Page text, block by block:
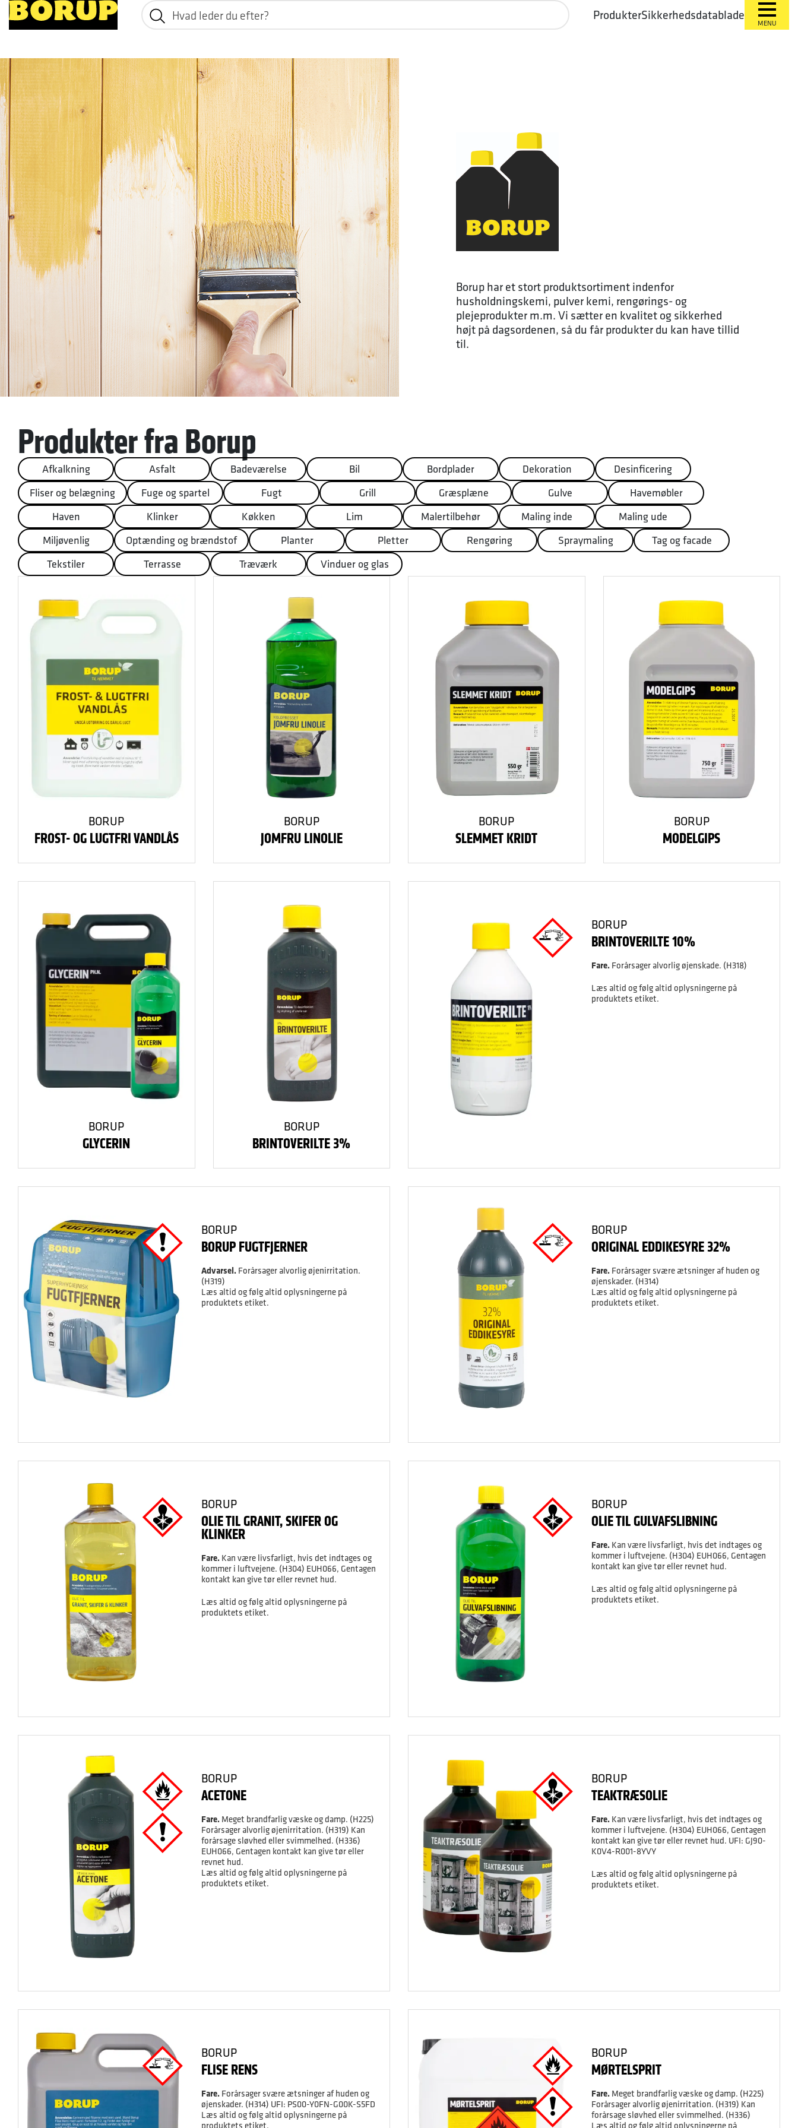
ProdukterSikkerhedsdatablade
MENU
Borup har et stort produktsortiment indenfor
husholdningskemi, pulver kemi, rengørings- og
plejeprodukter m.m. Vi sætter en kvalitet og sikkerhed
højt på dagsordenen, så du får produkter du kan have tillid
til.
Produkter fra Borup
Afkalkning Asfalt Badeværelse Bil Bordplader Dekoration
Desinficering
Fliser og belægning
Fuge og spartel Fugt Grill Græsplæne Gulve
Havemøbler
Haven
Klinker Køkken Lim Malertilbehør Maling inde
Maling ude
Miljøvenlig
Optænding og brændstof Planter Pletter Rengøring Spraymaling
Tag og facade
Tekstiler
Terrasse Træværk Vinduer og glas
BORUP
FROST- OG LUGTFRI VANDLÅS
BORUP
JOMFRU LINOLIE
BORUP
SLEMMET KRIDT
BORUP
MODELGIPS
BORUP
GLYCERIN
BORUP
BRINTOVERILTE 3%
BORUP
BRINTOVERILTE 10%
Fare.Forårsager alvorlig øjenskade. (H318)
Læs altid og følg altid oplysningerne på
produktets etiket.
BORUP
BORUP FUGTFJERNER
Advarsel.Forårsager alvorlig øjenirritation.
(H319)
Læs altid og følg altid oplysningerne på
produktets etiket.
BORUP
ORIGINAL EDDIKESYRE 32%
Fare.Forårsager svære ætsninger af huden og
øjenskader. (H314)
Læs altid og følg altid oplysningerne på
produktets etiket.
BORUP
OLIE TIL GRANIT, SKIFER OG
KLINKER
Fare.Kan være livsfarligt, hvis det indtages og
kommer i luftvejene. (H304) EUH066, Gentagen
kontakt kan give tør eller revnet hud.
Læs altid og følg altid oplysningerne på
produktets etiket.
BORUP
OLIE TIL GULVAFSLIBNING
Fare.Kan være livsfarligt, hvis det indtages og
kommer i luftvejene. (H304) EUH066, Gentagen
kontakt kan give tør eller revnet hud.
Læs altid og følg altid oplysningerne på
produktets etiket.
BORUP
ACETONE
Fare.Meget brandfarlig væske og damp. (H225)
Forårsager alvorlig øjenirritation. (H319) Kan
forårsage sløvhed eller svimmelhed. (H336)
EUH066, Gentagen kontakt kan give tør eller
revnet hud.
Læs altid og følg altid oplysningerne på
produktets etiket.
BORUP
TEAKTRÆSOLIE
Fare.Kan være livsfarligt, hvis det indtages og
kommer i luftvejene. (H304) EUH066, Gentagen
kontakt kan give tør eller revnet hud. UFI: GJ90-
K0V4-R001-8YVY
Læs altid og følg altid oplysningerne på
produktets etiket.
BORUP
FLISE RENS
Fare.Forårsager svære ætsninger af huden og
øjenskader. (H314) UFI: PS00-Y0FN-G00K-S5FD
Læs altid og følg altid oplysningerne på
produktets etiket.
BORUP
MØRTELSPRIT
Fare.Meget brandfarlig væske og damp. (H225)
Forårsager alvorlig øjenirritation. (H319) Kan
forårsage sløvhed eller svimmelhed. (H336)
Læs altid og følg altid oplysningerne på